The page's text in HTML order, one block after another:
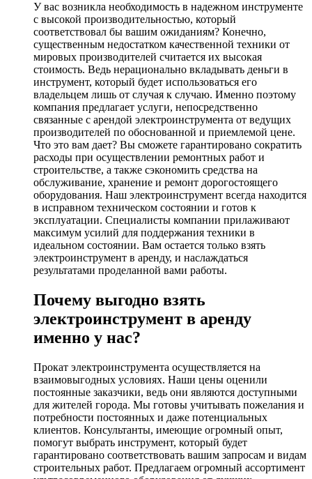
У вас возникла необходимость в надежном инструменте
с высокой производительностью, который
соответствовал бы вашим ожиданиям? Конечно,
существенным недостатком качественной техники от
мировых производителей считается их высокая
стоимость. Ведь нерационально вкладывать деньги в
инструмент, который будет использоваться его
владельцем лишь от случая к случаю. Именно поэтому
компания предлагает услуги, непосредственно
связанные с арендой электроинструмента от ведущих
производителей по обоснованной и приемлемой цене.
Что это вам дает? Вы сможете гарантировано сократить
расходы при осуществлении ремонтных работ и
строительстве, а также сэкономить средства на
обслуживание, хранение и ремонт дорогостоящего
оборудования. Наш электроинструмент всегда находится
в исправном техническом состоянии и готов к
эксплуатации. Специалисты компании прилаживают
максимум усилий для поддержания техники в
идеальном состоянии. Вам остается только взять
электроинструмент в аренду, и наслаждаться
результатами проделанной вами работы.
Почему выгодно взять
электроинструмент в аренду
именно у нас?
Прокат электроинструмента осуществляется на
взаимовыгодных условиях. Наши цены оценили
постоянные заказчики, ведь они являются доступными
для жителей города. Мы готовы учитывать пожелания и
потребности постоянных и даже потенциальных
клиентов. Консультанты, имеющие огромный опыт,
помогут выбрать инструмент, который будет
гарантировано соответствовать вашим запросам и видам
строительных работ. Предлагаем огромный ассортимент